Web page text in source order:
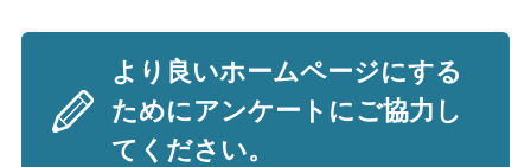
より良いホームページにする
ためにアンケートにご協力し
てください。